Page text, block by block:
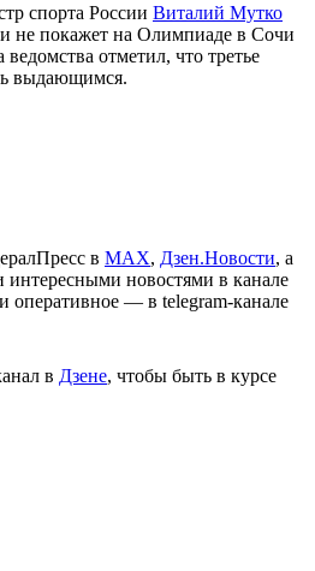
спорта России Виталий Мутко
не покажет на Олимпиаде в Сочи
ведомства отметил, что третье
выдающимся.
в МАХ, Дзен.Новости, а
интересными новостями в канале
оперативное — в telegram-канале
в Дзене, чтобы быть в курсе